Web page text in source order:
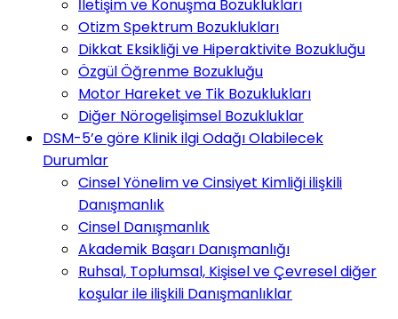
İletişim ve Konuşma Bozuklukları
Otizm Spektrum Bozuklukları
Dikkat Eksikliği ve Hiperaktivite Bozukluğu
Özgül Öğrenme Bozukluğu
Motor Hareket ve Tik Bozuklukları
Diğer Nörogelişimsel Bozukluklar
DSM-5’e göre Klinik ilgi Odağı Olabilecek
Durumlar
Cinsel Yönelim ve Cinsiyet Kimliği ilişkili
Danışmanlık
Cinsel Danışmanlık
Akademik Başarı Danışmanlığı
Ruhsal, Toplumsal, Kişisel ve Çevresel diğer
koşular ile ilişkili Danışmanlıklar